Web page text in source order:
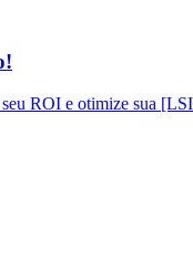
ROI e otimize sua